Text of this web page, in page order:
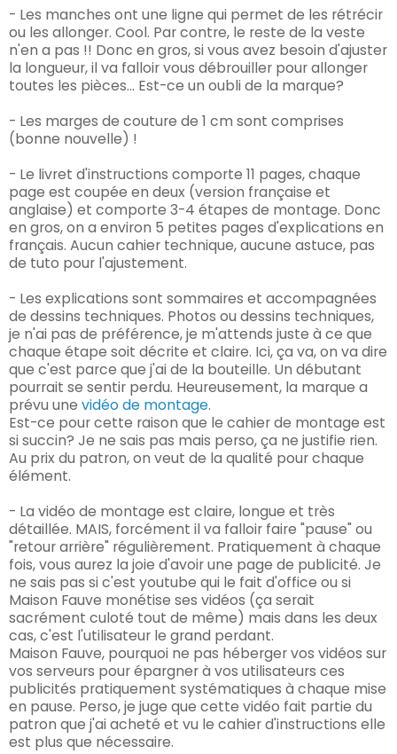
- Les manches ont une ligne qui permet de les rétrécir
ou les allonger. Cool. Par contre, le reste de la veste
n'en a pas !! Donc en gros, si vous avez besoin d'ajuster
la longueur, il va falloir vous débrouiller pour allonger
toutes les pièces... Est-ce un oubli de la marque?
- Les marges de couture de 1 cm sont comprises
(bonne nouvelle) !
- Le livret d'instructions comporte 11 pages, chaque
page est coupée en deux (version française et
anglaise) et comporte 3-4 étapes de montage. Donc
en gros, on a environ 5 petites pages d'explications en
français. Aucun cahier technique, aucune astuce, pas
de tuto pour l'ajustement.
- Les explications sont sommaires et accompagnées
de dessins techniques. Photos ou dessins techniques,
je n'ai pas de préférence, je m'attends juste à ce que
chaque étape soit décrite et claire. Ici, ça va, on va dire
que c'est parce que j'ai de la bouteille. Un débutant
pourrait se sentir perdu. Heureusement, la marque a
prévu une vidéo de montage.
Est-ce pour cette raison que le cahier de montage est
si succin? Je ne sais pas mais perso, ça ne justifie rien.
Au prix du patron, on veut de la qualité pour chaque
élément.
- La vidéo de montage est claire, longue et très
détaillée. MAIS, forcément il va falloir faire "pause" ou
"retour arrière" régulièrement. Pratiquement à chaque
fois, vous aurez la joie d'avoir une page de publicité. Je
ne sais pas si c'est youtube qui le fait d'office ou si
Maison Fauve monétise ses vidéos (ça serait
sacrément culoté tout de même) mais dans les deux
cas, c'est l'utilisateur le grand perdant.
Maison Fauve, pourquoi ne pas héberger vos vidéos sur
vos serveurs pour épargner à vos utilisateurs ces
publicités pratiquement systématiques à chaque mise
en pause. Perso, je juge que cette vidéo fait partie du
patron que j'ai acheté et vu le cahier d'instructions elle
est plus que nécessaire.